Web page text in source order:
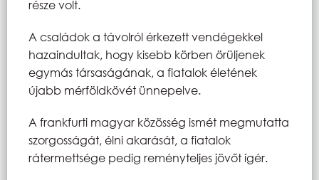
része volt.
A családok a távolról érkezett vendégekkel
hazaindultak, hogy kisebb körben örüljenek
egymás társaságának, a fiatalok életének
újabb mérföldkövét ünnepelve.
A frankfurti magyar közösség ismét megmutatta
szorgosságát, élni akarását, a fiatalok
rátermettsége pedig reményteljes jövőt ígér.